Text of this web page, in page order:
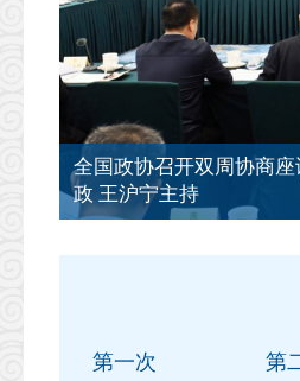
全国政协召开双周协商
政 王沪宁主持
第一次 第